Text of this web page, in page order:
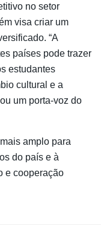
no setor
visa criar um
“A
países pode trazer
estudantes
cultural e a
um porta-voz do
amplo para
do país e à
e cooperação